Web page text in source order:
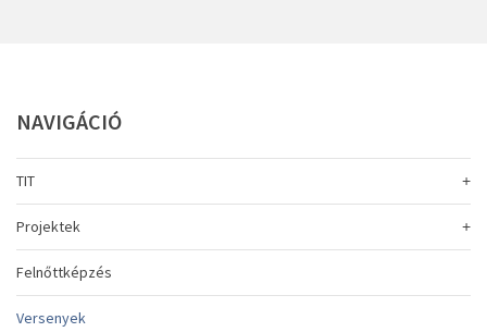
NAVIGÁCIÓ
TIT
Projektek
Felnőttképzés
Versenyek